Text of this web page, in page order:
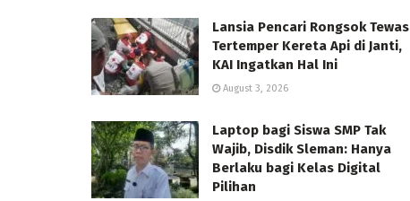
Lansia Pencari Rongsok Tewas
Tertemper Kereta Api di Janti,
KAI Ingatkan Hal Ini
August 3, 2026
Laptop bagi Siswa SMP Tak
Wajib, Disdik Sleman: Hanya
Berlaku bagi Kelas Digital
Pilihan